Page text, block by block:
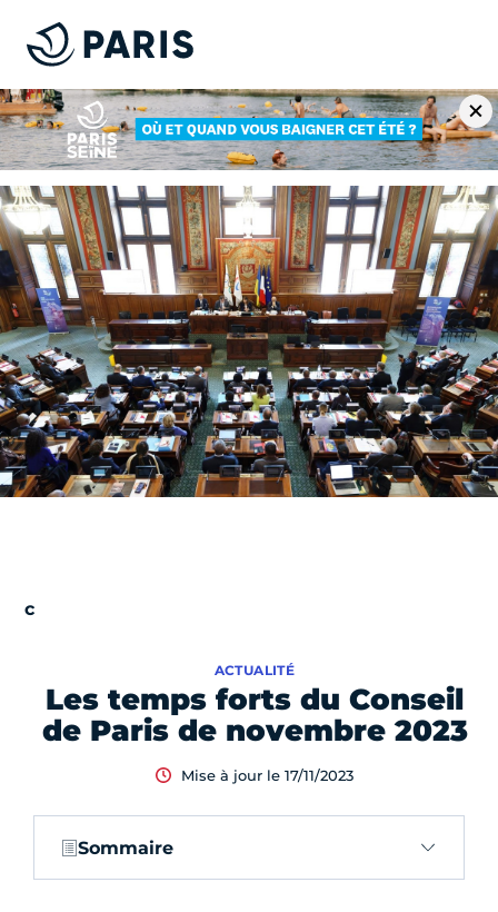
Les temps forts du Conseil
de Paris de novembre 2023
ACTUALITÉ
Mise à jour le 17/11/2023
Sommaire